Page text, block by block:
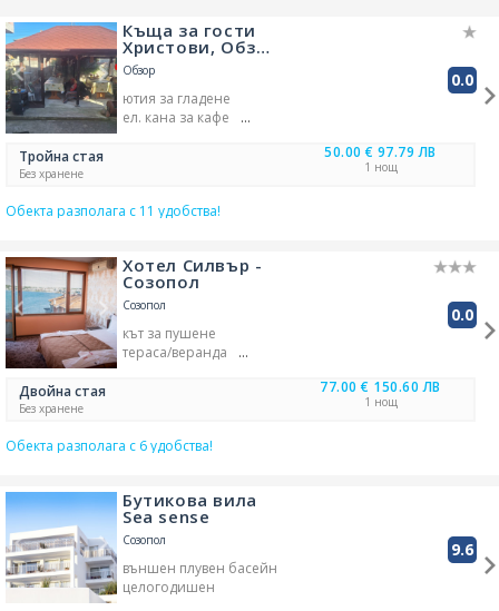
Къща за гости
Христови, Обз…
Обзор 0.0
ютия за гладене
ел. кана за кафе
градина/зелена площ
наличен безплатен паркинг
TV
Тройна стая
Без хранене
50.00 € 97.79 ЛВ
1 нощ
Обекта разполага с 11 удобства!
Хотел Силвър -
Созопол
Созопол 0.0
кът за пушене
тераса/веранда
Двойна стая
Без хранене
77.00 € 150.60 ЛВ
1 нощ
Обекта разполага с 6 удобства!
Бутикова вила
Sea sense
Созопол 9.6
външен плувен басейн
целогодишен